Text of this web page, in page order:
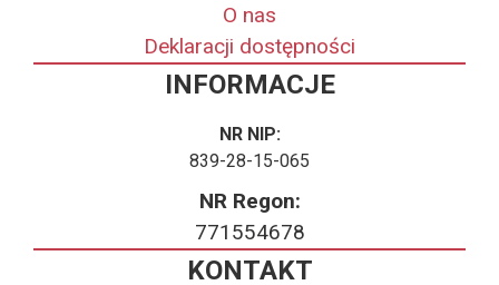
O nas
Deklaracji dostępności
INFORMACJE
NR NIP:
839-28-15-065
NR Regon:
771554678
KONTAKT